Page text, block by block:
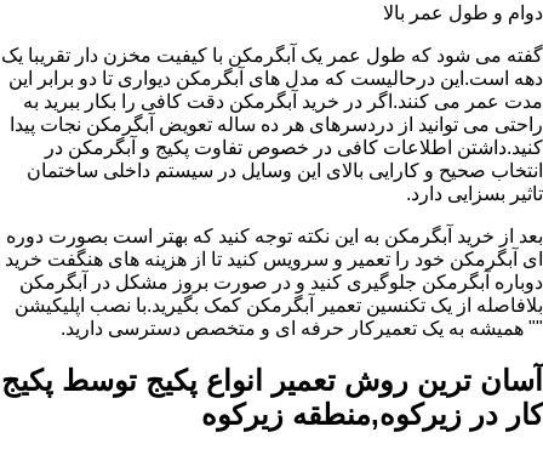
دوام و طول عمر بالا
گفته می شود که طول عمر یک آبگرمکن با کیفیت مخزن دار تقریبا یک
دهه است.این درحالیست که مدل های آبگرمکن دیواری تا دو برابر این
مدت عمر می کنند.اگر در خرید آبگرمکن دقت کافی را بکار ببرید به
راحتی می توانید از دردسرهای هر ده ساله تعویض آبگرمکن نجات پیدا
کنید.داشتن اطلاعات کافی در خصوص تفاوت پکیج و آبگرمکن در
انتخاب صحیح و کارایی بالای این وسایل در سیستم داخلی ساختمان
تاثیر بسزایی دارد.
بعد از خرید آبگرمکن به این نکته توجه کنید که بهتر است بصورت دوره
ای آبگرمکن خود را تعمیر و سرویس کنید تا از هزینه های هنگفت خرید
دوباره آبگرمکن جلوگیری کنید و در صورت بروز مشکل در آبگرمکن
بلافاصله از یک تکنسین تعمیر آبگرمکن کمک بگیرید.با نصب اپلیکیشن
"" همیشه به یک تعمیرکار حرفه ای و متخصص دسترسی دارید.
آسان ترین روش تعمیر انواع پکیج توسط پکیج
کار در زیرکوه,منطقه زیرکوه